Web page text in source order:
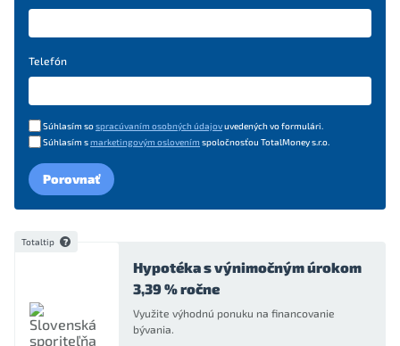
Telefón
Súhlasím sospracúvaním osobných údajovuvedených vo formulári.
Súhlasím smarketingovým oslovením spoločnosťou TotalMoney s.r.o.
Porovnať
Totaltip
Hypotéka s výnimočným úrokom
3,39 % ročne
Využite výhodnú ponuku na financovanie
bývania.